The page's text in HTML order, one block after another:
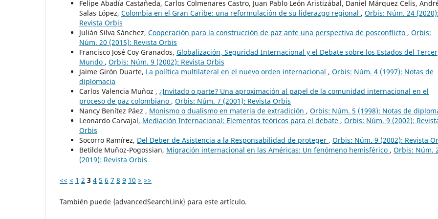
Felipe Abadía Castañeda, Carlos Colmenares Castro, Juan Pablo León Aristizábal, Daniel Márquez Celis,
Salas López, Colombia en el Gran Caribe: una reformulación de su liderazgo regional , Orbis: Núm. 24 (2020):
Revista Orbis
Julián Silva Sánchez, Cooperación para la construcción de paz ante una perspectiva de posconflicto , Orbis:
Núm. 20 (2015): Revista Orbis
Francisco José Coy Granados, Globalización, Seguridad Internacional y el Debate sobre los Estados del Tercer
Mundo , Orbis: Núm. 9 (2002): Revista Orbis
Jaime Girón Duarte, La política multilateral en el nuevo orden internacional , Orbis: Núm. 4 (1997): Notas de
diplomacia
Carlos Valencia Muñoz , ¿Invitado o parte? Una aproximación al papel de la comunidad internacional en el
proceso de paz colombiano , Orbis: Núm. 7 (2001): Revista Orbis
Nancy Benítez Páez , Monismo o dualismo en materia de extradición , Orbis: Núm. 5 (1998): Notas de
Leonardo Carvajal, Mediación Internacional: Elementos teóricos para el debate , Orbis: Núm. 9 (2002):
Orbis
Socorro Ramírez, Del Deber de Asistencia a la Responsabilidad de proteger , Orbis: Núm. 9 (2002): Revista
Betilde Muñoz-Pogossian, Migración internacional en las Américas: Un fenómeno hemisférico , Orbis: Núm.
(2019): Revista Orbis
<< < 1 2 3 4 5 6 7 8 9 10 > >>
También puede {advancedSearchLink} para este artículo.